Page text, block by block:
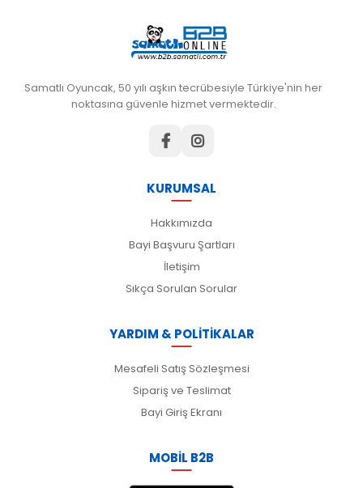
Samatlı Oyuncak, 50 yılı aşkın tecrübesiyle Türkiye'nin her
noktasına güvenle hizmet vermektedir.
KURUMSAL
Hakkımızda
Bayi Başvuru Şartları
İletişim
Sıkça Sorulan Sorular
YARDIM & POLİTİKALAR
Mesafeli Satış Sözleşmesi
Sipariş ve Teslimat
Bayi Giriş Ekranı
MOBİL B2B